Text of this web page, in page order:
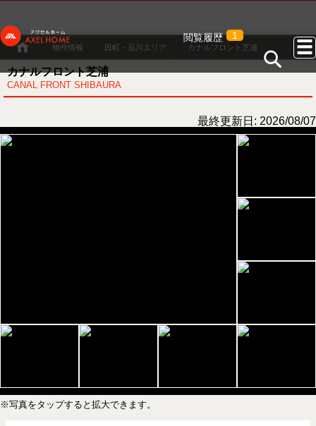
閲覧履歴 1
物件情報 田町・品川エリア カナルフロント芝浦
カナルフロント芝浦
CANAL FRONT SHIBAURA
最終更新日: 2026/08/07
※写真をタップすると拡大できます。